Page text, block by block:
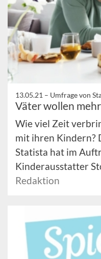
13.05.21 – Umfrage von
Väter wollen
Wie viel Zeit
mit ihren Kindern?
Statista hat im
Kinderausstatter
Redaktion